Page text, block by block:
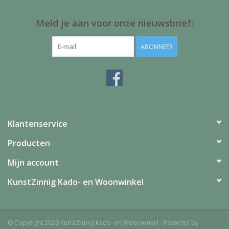
Geschikt voor 0+ maanden
Schoonmaakadvies
doekje met wat zachte zeep. Wij adviseren Sophie niet onder de
Let op: Sophie niet steriliseren of in de vaatwasser reinigen!
Meld je aan voor onze nieuwsbrief:
ABONNEER
Klantenservice
Producten
Mijn account
KunstZinnig Kado- en Woonwinkel
© Copyright 2026 KunstZinnig Kado- en Woonwinkel - Powered by